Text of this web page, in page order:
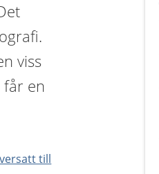
viss
en
till